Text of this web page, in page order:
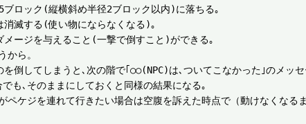
ロック(縦横斜め半径2ブロック以内)に落ちる｡
滅する(使い物にならなくなる)｡
ージを与えること(一撃で倒すこと)ができる｡
から。
倒してしまうと､次の階で｢○○(NPC)は､ついてこなかった｣のメッ
も､そのままにしておくと同様の結果になる｡
ケジを連れて行きたい場合は空腹を訴えた時点で（動けなくなる